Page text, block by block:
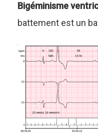
Bigéminisme
battement est un